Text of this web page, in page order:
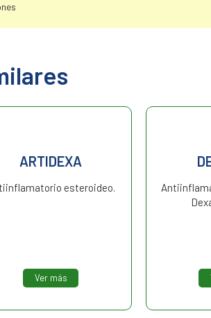
ARTIDEXA
esteroideo.
Ver más